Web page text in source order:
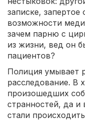
записке, запертое
возможности
зачем парню с
из жизни, вед он
пациентов?
Полиция умывает
расследование. В
произошедших
странностей, да и
стали